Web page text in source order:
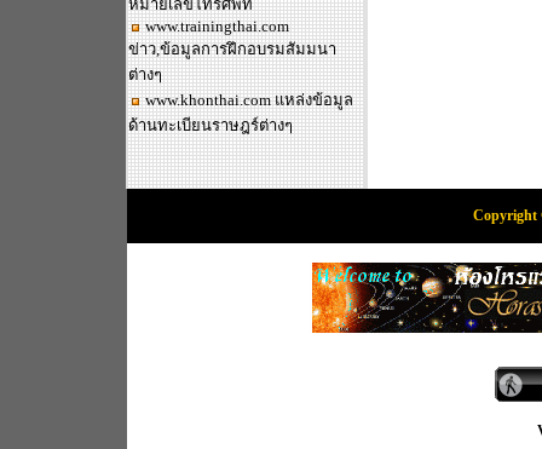
หมายเลขโทรศัพท์
www.trainingthai.com
ข่าว,ข้อมูลการฝึกอบรมสัมมนา
ต่างๆ
www.khonthai.comแหล่งข้อมูล
ด้านทะเบียนราษฎร์ต่างๆ
Copyright